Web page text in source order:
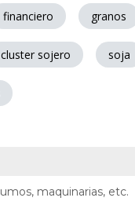
financiero granos
cluster sojero soja